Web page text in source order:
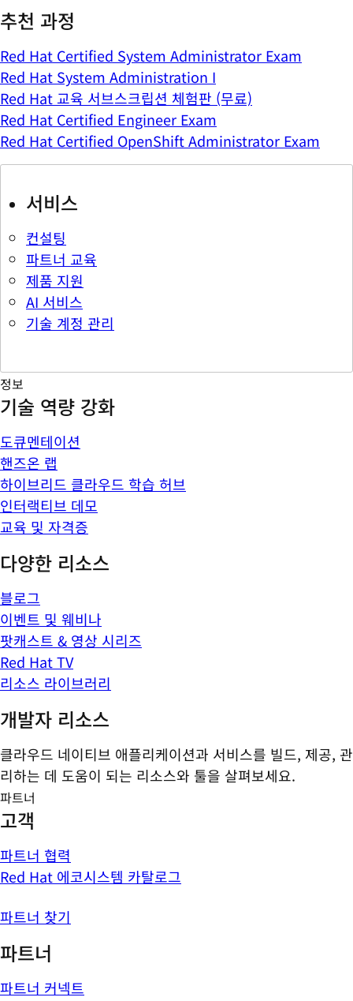
추천 과정
Red Hat Certified System Administrator Exam
Red Hat System Administration I
Red Hat 교육 서브스크립션 체험판 (무료)
Red Hat Certified Engineer Exam
Red Hat Certified OpenShift Administrator Exam
서비스
컨설팅
파트너 교육
제품 지원
AI 서비스
기술 계정 관리
정보
기술 역량 강화
도큐멘테이션
핸즈온 랩
하이브리드 클라우드 학습 허브
인터랙티브 데모
교육 및 자격증
다양한 리소스
블로그
이벤트 및 웨비나
팟캐스트 & 영상 시리즈
Red Hat TV
리소스 라이브러리
개발자 리소스
클라우드 네이티브 애플리케이션과 서비스를 빌드, 제공, 관
리하는 데 도움이 되는 리소스와 툴을 살펴보세요.
파트너
고객
파트너 협력
Red Hat 에코시스템 카탈로그
파트너 찾기
파트너
파트너 커넥트